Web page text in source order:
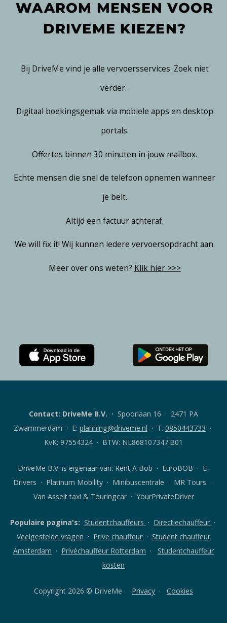
WAAROM MENSEN VOOR
DRIVEME KIEZEN?
Bij DriveMe vind je alle vervoersservices. Zoek niet
verder.
Digitaal boekingsgemak via mobiele apps en desktop
portals.
Offertes binnen 30 minuten in jouw mailbox.
Echte mensen die snel de telefoon opnemen wanneer
je belt.
Altijd een factuur achteraf.
We will fix it! Wij kunnen iedere vervoersopdracht aan.
Meer over ons weten? Klik hier >>>
klanten-
voor
iOS
voor
Contact: DriveMe B.V. · Spoorlaan 16 · 2471 PA
Zwammerdam · E: planning@driveme.nl · T. 0850443733 ·
KvK: 97554324 · BTW: NL868107347.B01
DriveMe B.V. is eigenaar van: Rent A Bob · EuroBOB · E-
Drivers · Platinum Mobility · Minibuscentrale · MR Tours ·
Van Asselt taxi & Touringcar · YourPrivateDriver
Populaire pagina's: Studentchauffeurs · Directiechauffeur ·
Veelgestelde vragen · Prive chauffeur· Student chauffeur
Amsterdam · Privéchauffeur Rotterdam · Studentchauffeur
kosten
Copyright 2026 © DriveMe · Privacy · Cookies